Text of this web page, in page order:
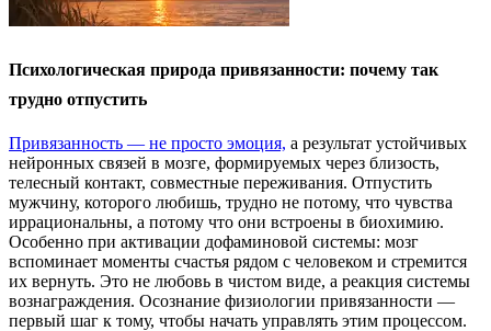
Психологическая природа привязанности: почему так
трудно отпустить
Привязанность — не просто эмоция, а результат устойчивых
нейронных связей в мозге, формируемых через близость,
телесный контакт, совместные переживания. Отпустить
мужчину, которого любишь, трудно не потому, что чувства
иррациональны, а потому что они встроены в биохимию.
Особенно при активации дофаминовой системы: мозг
вспоминает моменты счастья рядом с человеком и стремится
их вернуть. Это не любовь в чистом виде, а реакция системы
вознаграждения. Осознание физиологии привязанности —
первый шаг к тому, чтобы начать управлять этим процессом.